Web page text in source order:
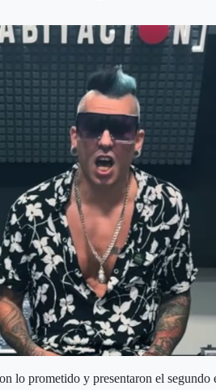
lo prometido y presentaron el segundo